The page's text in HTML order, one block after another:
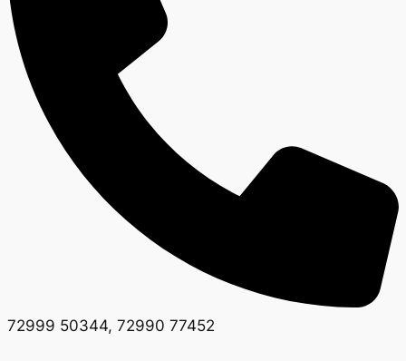
72999 50344, 72990 77452